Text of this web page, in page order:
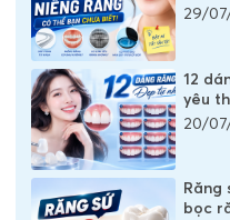
Vẫn
29/
12
yêu
20/
Răng
bọc